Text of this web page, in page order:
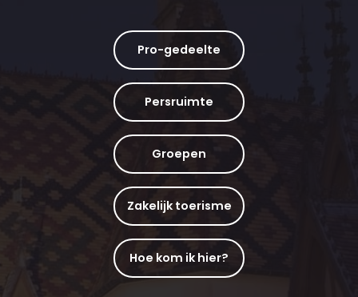
Pro-gedeelte
Persruimte
Groepen
Zakelijk toerisme
Hoe kom ik hier?